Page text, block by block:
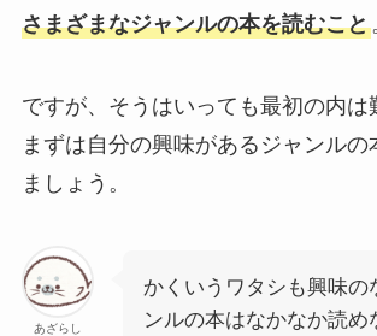
さまざまなジャンルの本を読むこと
ですが、そうはいっても最初の内は
まずは自分の興味があるジャンルの
ましょう。
あざらし
かくいうワタシも興味の
ンルの本はなかなか読